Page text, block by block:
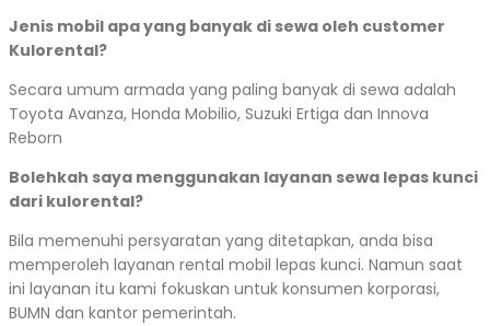
Jenis mobil apa yang banyak di sewa oleh customer
Kulorental?
Secara umum armada yang paling banyak di sewa adalah
Toyota Avanza, Honda Mobilio, Suzuki Ertiga dan Innova
Reborn
Bolehkah saya menggunakan layanan sewa lepas kunci
dari kulorental?
Bila memenuhi persyaratan yang ditetapkan, anda bisa
memperoleh layanan rental mobil lepas kunci. Namun saat
ini layanan itu kami fokuskan untuk konsumen korporasi,
BUMN dan kantor pemerintah.